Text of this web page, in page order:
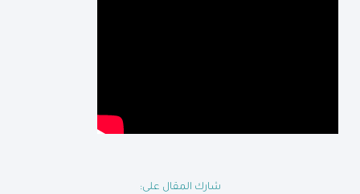
شارك المقال على: